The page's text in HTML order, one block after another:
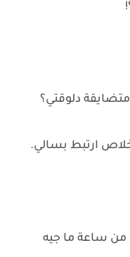
دلوقتي؟
ارتبط بسالي.
ساعة ما جيه